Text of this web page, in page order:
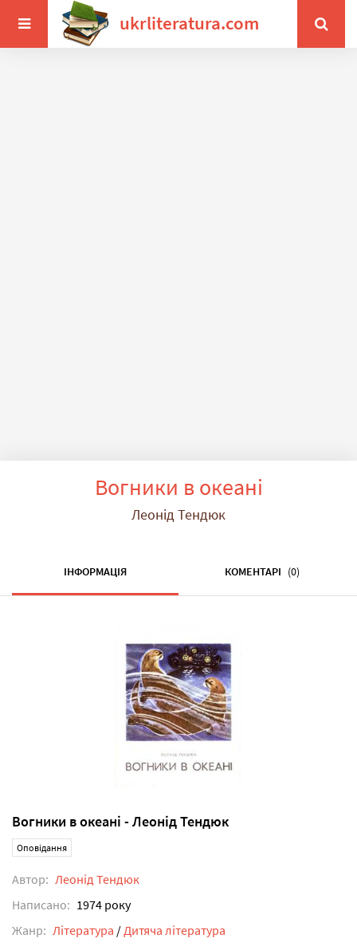
ukrliteratura.com
Вогники в океані
Леонід Тендюк
ІНФОРМАЦІЯ КОМЕНТАРІ (0)
Вогники в океані - Леонід Тендюк
Оповідання
Автор: Леонід Тендюк
Написано: 1974 року
Жанр: Література / Дитяча література